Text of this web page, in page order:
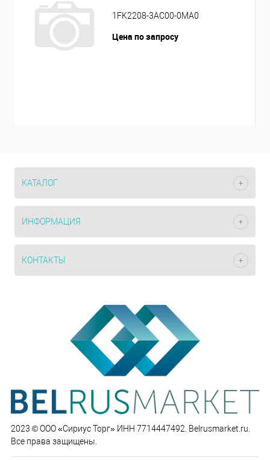
1FK2208-3AC00-0MA0
Цена по запросу
КАТАЛОГ
ИНФОРМАЦИЯ
КОНТАКТЫ
2023 © ООО «Сириус Торг» ИНН 7714447492. Belrusmarket.ru.
Все права защищены.